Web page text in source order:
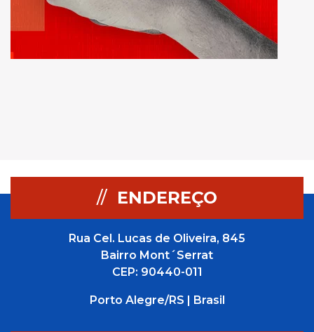
// ENDEREÇO
Rua Cel. Lucas de Oliveira, 845
Bairro Mont´Serrat
CEP: 90440-011
Porto Alegre/RS | Brasil